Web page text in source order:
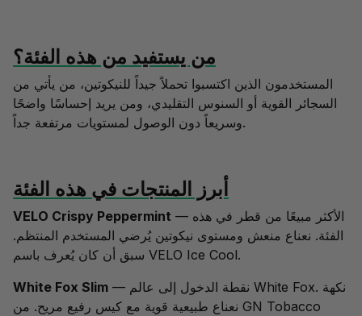
من يستفيد من هذه الفئة؟
المستخدمون الذين اكتسبوا تحملاً جيداً للنيكوتين، من يأتي من
السجائر القوية أو السنوس التقليدي، ومن يريد إحساسًا واضحًا
وسريعاً دون الوصول لمستويات مرتفعة جداً.
أبرز المنتجات في هذه الفئة
VELO Crispy Peppermint — الأكثر مبيعًا من قطر في هذه
الفئة. نعناع منعش ومستوى نيكوتين يُرضي المستخدم المنتظم.
سبق أن كان يُعرف باسم VELO Ice Cool.
White Fox Slim — نقطة الدخول إلى عالم White Fox. نكهة
نعناع طبيعية قوية مع كيس رفيع مريح. من GN Tobacco